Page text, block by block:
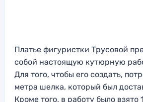
Платье фигуристки Трусовой
собой настоящую кутюрную
Для того, чтобы его создать,
метра шелка, который был
Кроме того, в работу было взято